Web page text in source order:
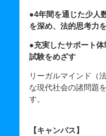
●4年間を通じた少人
を深め、法的思考力
●充実したサポート
試験をめざす
リーガルマインド（
な現代社会の諸問題
す。
【キャンパス】